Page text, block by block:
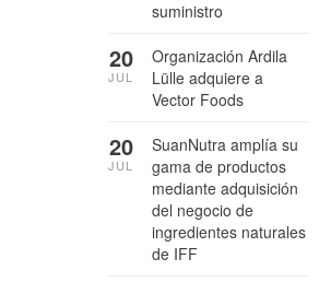
suministro
Organización Ardila
Lülle adquiere a
Vector Foods
20
JUL
SuanNutra amplía su
gama de productos
mediante adquisición
del negocio de
ingredientes naturales
de IFF
20
JUL